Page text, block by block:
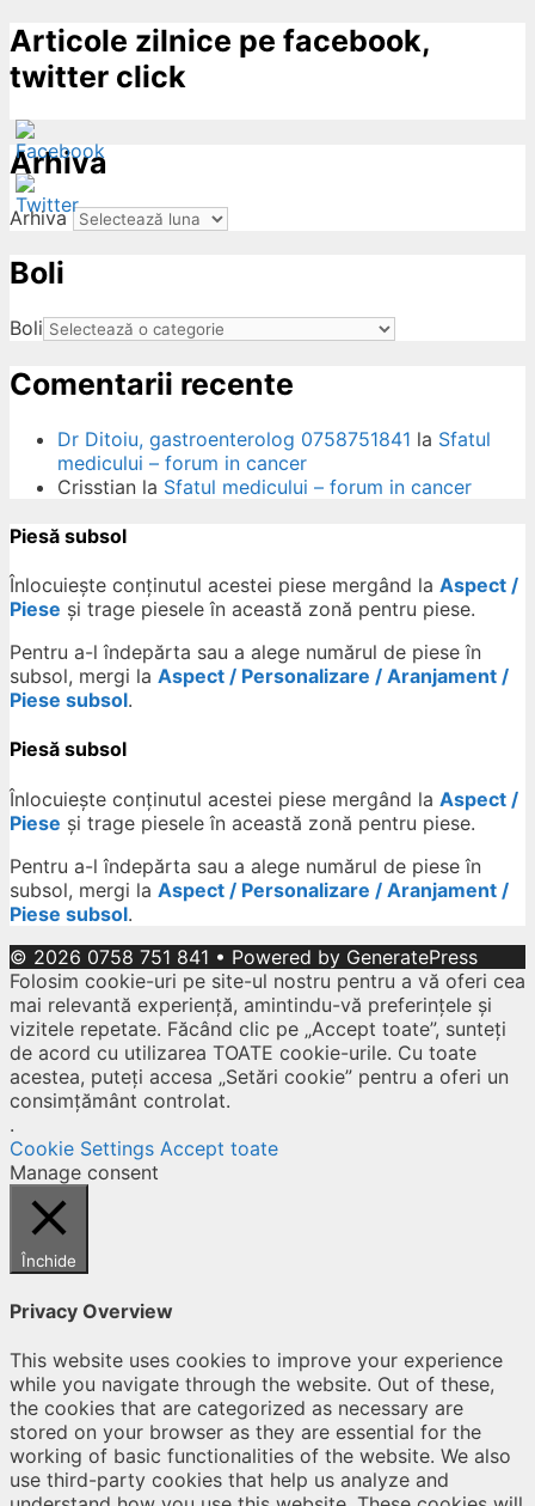
Articole zilnice pe facebook,
twitter click
Arhiva
Arhiva
Boli
Boli
Comentarii recente
Dr Ditoiu, gastroenterolog 0758751841 la Sfatul
medicului – forum in cancer
Crisstian la Sfatul medicului – forum in cancer
Piesă subsol
Înlocuiește conținutul acestei piese mergând la Aspect /
Piese și trage piesele în această zonă pentru piese.
Pentru a-l îndepărta sau a alege numărul de piese în
subsol, mergi la Aspect / Personalizare / Aranjament /
Piese subsol.
Piesă subsol
Înlocuiește conținutul acestei piese mergând la Aspect /
Piese și trage piesele în această zonă pentru piese.
Pentru a-l îndepărta sau a alege numărul de piese în
subsol, mergi la Aspect / Personalizare / Aranjament /
Piese subsol.
© 2026 0758 751 841 • Powered by GeneratePress
Folosim cookie-uri pe site-ul nostru pentru a vă oferi cea
mai relevantă experiență, amintindu-vă preferințele și
vizitele repetate. Făcând clic pe „Accept toate”, sunteți
de acord cu utilizarea TOATE cookie-urile. Cu toate
acestea, puteți accesa „Setări cookie” pentru a oferi un
consimțământ controlat.
.
Cookie Settings Accept toate
Manage consent
Închide
Privacy Overview
This website uses cookies to improve your experience
while you navigate through the website. Out of these,
the cookies that are categorized as necessary are
stored on your browser as they are essential for the
working of basic functionalities of the website. We also
use third-party cookies that help us analyze and